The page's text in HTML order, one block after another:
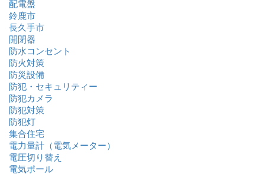
配電盤
鈴鹿市
長久手市
開閉器
防水コンセント
防火対策
防災設備
防犯・セキュリティー
防犯カメラ
防犯対策
防犯灯
集合住宅
電力量計（電気メーター）
電圧切り替え
電気ポール